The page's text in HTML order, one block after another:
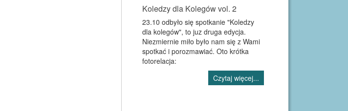
Koledzy dla Kolegów vol. 2
23.10 odbyło się spotkanie "Koledzy
dla kolegów", to juz druga edycja.
Niezmiernie miło było nam się z Wami
spotkać i porozmawiać. Oto krótka
fotorelacja:
Czytaj więcej...